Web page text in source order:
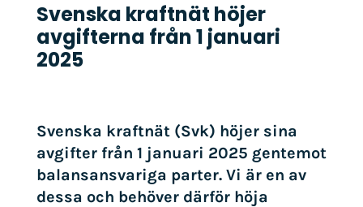
Svenska kraftnät höjer
avgifterna från 1 januari
2025
Svenska kraftnät (Svk) höjer sina
avgifter från 1 januari 2025 gentemot
balansansvariga parter. Vi är en av
dessa och behöver därför höja